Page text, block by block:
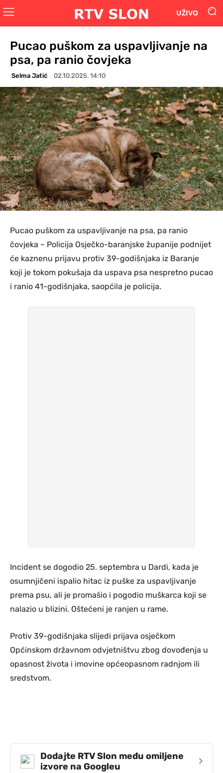
UŽIVO
Pucao puškom za uspavljivanje na
psa, pa ranio čovjeka
Selma Jatić 02.10.2025. 14:10
Pucao puškom za uspavljivanje na psa, pa ranio
čovjeka – Policija Osječko-baranjske županije podnijet
će kaznenu prijavu protiv 39-godišnjaka iz Baranje
koji je tokom pokušaja da uspava psa nespretno pucao
i ranio 41-godišnjaka, saopćila je policija.
Incident se dogodio 25. septembra u Dardi, kada je
osumnjičeni ispalio hitac iz puške za uspavljivanje
prema psu, ali je promašio i pogodio muškarca koji se
nalazio u blizini. Oštećeni je ranjen u rame.
Protiv 39-godišnjaka slijedi prijava osječkom
Općinskom državnom odvjetništvu zbog dovođenja u
opasnost života i imovine općeopasnom radnjom ili
sredstvom.
Dodajte RTV Slon među omiljene
izvore na Googleu
›